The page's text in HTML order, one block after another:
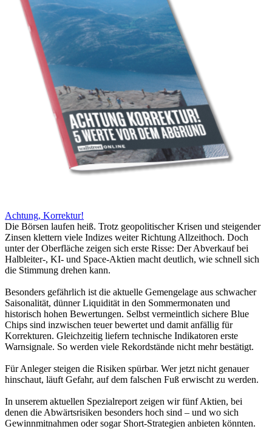
Achtung, Korrektur!
Die Börsen laufen heiß. Trotz geopolitischer Krisen und steigender
Zinsen klettern viele Indizes weiter Richtung Allzeithoch. Doch
unter der Oberfläche zeigen sich erste Risse: Der Abverkauf bei
Halbleiter-, KI- und Space-Aktien macht deutlich, wie schnell sich
die Stimmung drehen kann.
Besonders gefährlich ist die aktuelle Gemengelage aus schwacher
Saisonalität, dünner Liquidität in den Sommermonaten und
historisch hohen Bewertungen. Selbst vermeintlich sichere Blue
Chips sind inzwischen teuer bewertet und damit anfällig für
Korrekturen. Gleichzeitig liefern technische Indikatoren erste
Warnsignale. So werden viele Rekordstände nicht mehr bestätigt.
Für Anleger steigen die Risiken spürbar. Wer jetzt nicht genauer
hinschaut, läuft Gefahr, auf dem falschen Fuß erwischt zu werden.
In unserem aktuellen Spezialreport zeigen wir fünf Aktien, bei
denen die Abwärtsrisiken besonders hoch sind – und wo sich
Gewinnmitnahmen oder sogar Short-Strategien anbieten könnten.